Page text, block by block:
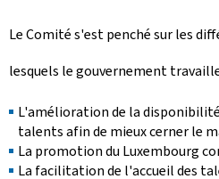
Le Comité s'est penché sur les
lesquels le gouvernement
L'amélioration de la
talents afin de mieux cerner le
La promotion du Luxembourg
La facilitation de l'accueil des